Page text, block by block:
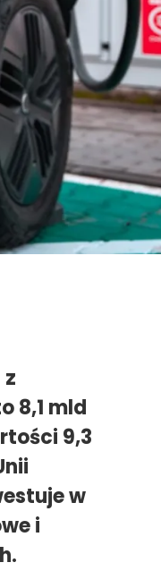
8,1 mld
9,3
w
i